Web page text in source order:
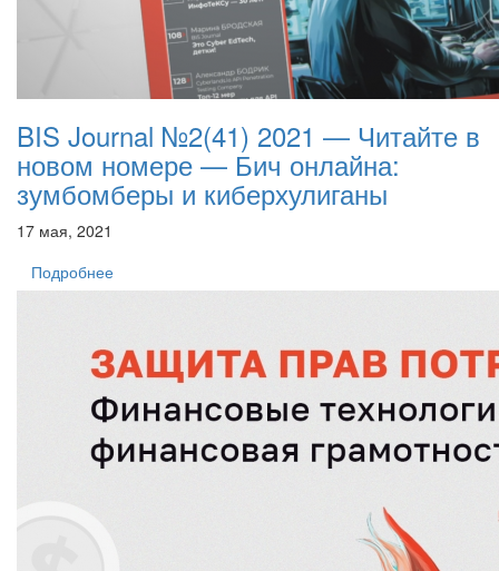
BIS Journal №2(41) 2021 — Читайте в
новом номере — Бич онлайна:
зумбомберы и киберхулиганы
17 мая, 2021
Подробнее